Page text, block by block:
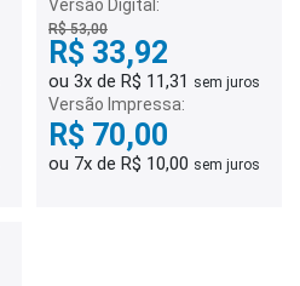
Versão Digital:
R$ 53,00
R$ 33,92
ou 3x de R$ 11,31 sem juros
Versão Impressa:
R$ 70,00
ou 7x de R$ 10,00 sem juros